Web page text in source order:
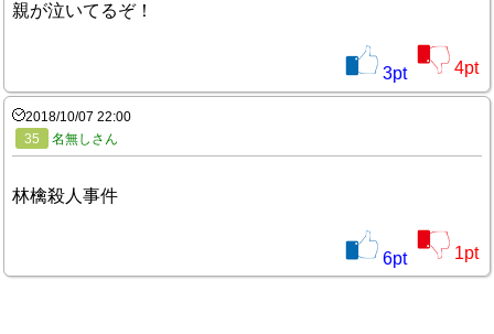
親が泣いてるぞ！
3pt 4pt
2018/10/07 22:00
35
名無しさん
林檎殺人事件
6pt 1pt